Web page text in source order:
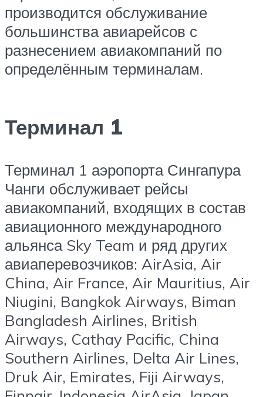
производится обслуживание
большинства авиарейсов с
разнесением авиакомпаний по
определённым терминалам.
Терминал 1
Терминал 1 аэропорта Сингапура
Чанги обслуживает рейсы
авиакомпаний, входящих в состав
авиационного международного
альянса Sky Team и ряд других
авиаперевозчиков: AirAsia, Air
China, Air France, Air Mauritius, Air
Niugini, Bangkok Airways, Biman
Bangladesh Airlines, British
Airways, Cathay Pacific, China
Southern Airlines, Delta Air Lines,
Druk Air, Emirates, Fiji Airways,